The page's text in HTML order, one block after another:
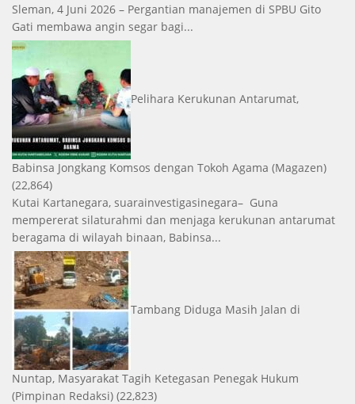
Sleman, 4 Juni 2026 – Pergantian manajemen di SPBU Gito
Gati membawa angin segar bagi...
Pelihara Kerukunan Antarumat,
Babinsa Jongkang Komsos dengan Tokoh Agama (Magazen)
(22,864)
Kutai Kartanegara, suarainvestigasinegara– Guna
mempererat silaturahmi dan menjaga kerukunan antarumat
beragama di wilayah binaan, Babinsa...
Tambang Diduga Masih Jalan di
Nuntap, Masyarakat Tagih Ketegasan Penegak Hukum
(Pimpinan Redaksi) (22,823)